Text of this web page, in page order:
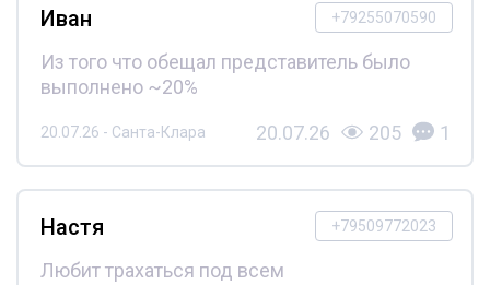
+79255070590
Иван
Из того что обещал представитель было
выполнено ~20%
20.07.26 - Санта-Клара 20.07.26 205 1
+79509772023
Настя
Любит трахаться под всем